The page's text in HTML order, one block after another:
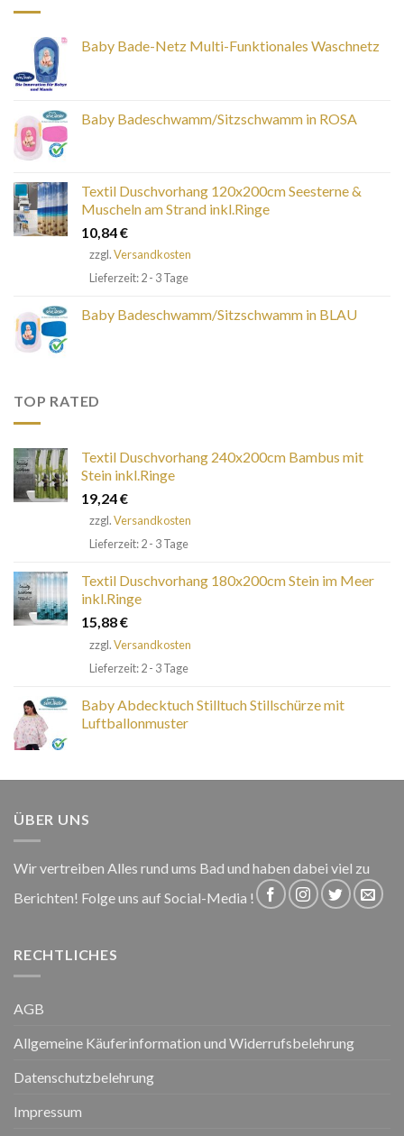
Baby Bade-Netz Multi-Funktionales Waschnetz
Baby Badeschwamm/Sitzschwamm in ROSA
Textil Duschvorhang 120x200cm Seesterne &
Muscheln am Strand inkl.Ringe
10,84€
zzgl.Versandkosten
Lieferzeit: 2 - 3 Tage
Baby Badeschwamm/Sitzschwamm in BLAU
TOP RATED
Textil Duschvorhang 240x200cm Bambus mit
Stein inkl.Ringe
19,24€
zzgl.Versandkosten
Lieferzeit: 2 - 3 Tage
Textil Duschvorhang 180x200cm Stein im Meer
inkl.Ringe
15,88€
zzgl.Versandkosten
Lieferzeit: 2 - 3 Tage
Baby Abdecktuch Stilltuch Stillschürze mit
Luftballonmuster
ÜBER UNS
Wir vertreiben Alles rund ums Bad und haben dabei viel zu
Berichten! Folge uns auf Social-Media !
RECHTLICHES
AGB
Allgemeine Käuferinformation und Widerrufsbelehrung
Datenschutzbelehrung
Impressum